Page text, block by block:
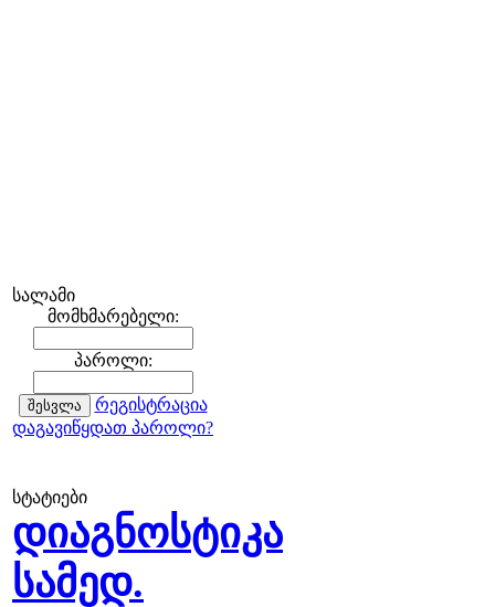
სალამი
მომხმარებელი:
პაროლი:
რეგისტრაცია
დაგავიწყდათ პაროლი?
სტატიები
დიაგნოსტიკა
სამედ.